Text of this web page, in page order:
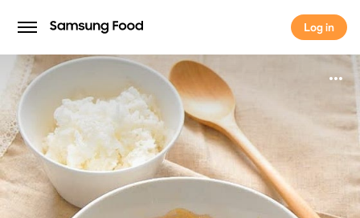
Log in
Log in